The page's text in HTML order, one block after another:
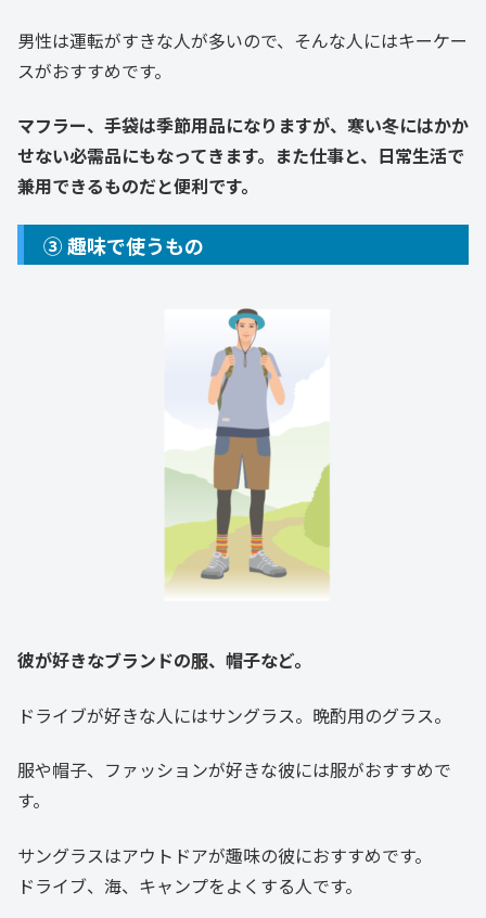
男性は運転がすきな人が多いので、そんな人にはキーケー
スがおすすめです。
マフラー、手袋は季節用品になりますが、寒い冬にはかか
せない必需品にもなってきます。また仕事と、日常生活で
兼用できるものだと便利です。
③ 趣味で使うもの
彼が好きなブランドの服、帽子など。
ドライブが好きな人にはサングラス。晩酌用のグラス。
服や帽子、ファッションが好きな彼には服がおすすめで
す。
サングラスはアウトドアが趣味の彼におすすめです。
ドライブ、海、キャンプをよくする人です。